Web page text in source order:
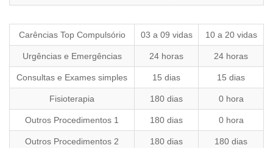
Carências Top Compulsório 03 a 09 vidas 10 a 20 vidas
Urgências e Emergências 24 horas 24 horas
Consultas e Exames simples 15 dias 15 dias
Fisioterapia 180 dias 0 hora
Outros Procedimentos 1 180 dias 0 hora
Outros Procedimentos 2 180 dias 180 dias